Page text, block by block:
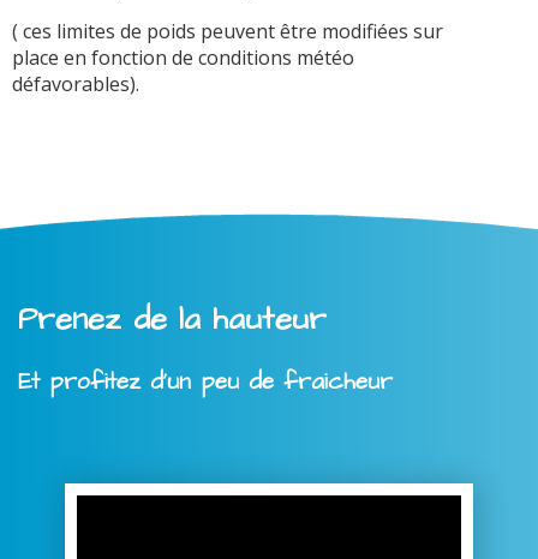
( ces limites de poids peuvent être modifiées sur
place en fonction de conditions météo
défavorables).
Prenez de la hauteur
Et profitez d'un peu de fraicheur